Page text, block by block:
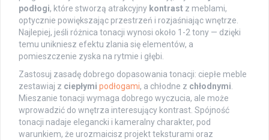
podłogi, które stworzą atrakcyjny kontrast z meblami,
optycznie powiększając przestrzeń i rozjaśniając wnętrze.
Najlepiej, jeśli różnica tonacji wynosi około 1-2 tony — dzięki
temu unikniesz efektu zlania się elementów, a
pomieszczenie zyska na rytmie i głębi.
Zastosuj zasadę dobrego dopasowania tonacji: ciepłe meble
zestawiaj z ciepłymi podłogami, a chłodne z chłodnymi.
Mieszanie tonacji wymaga dobrego wyczucia, ale może
wprowadzić do wnętrza interesujący kontrast. Spójność
tonacji nadaje elegancki i kameralny charakter, pod
warunkiem, że urozmaicisz projekt teksturami oraz